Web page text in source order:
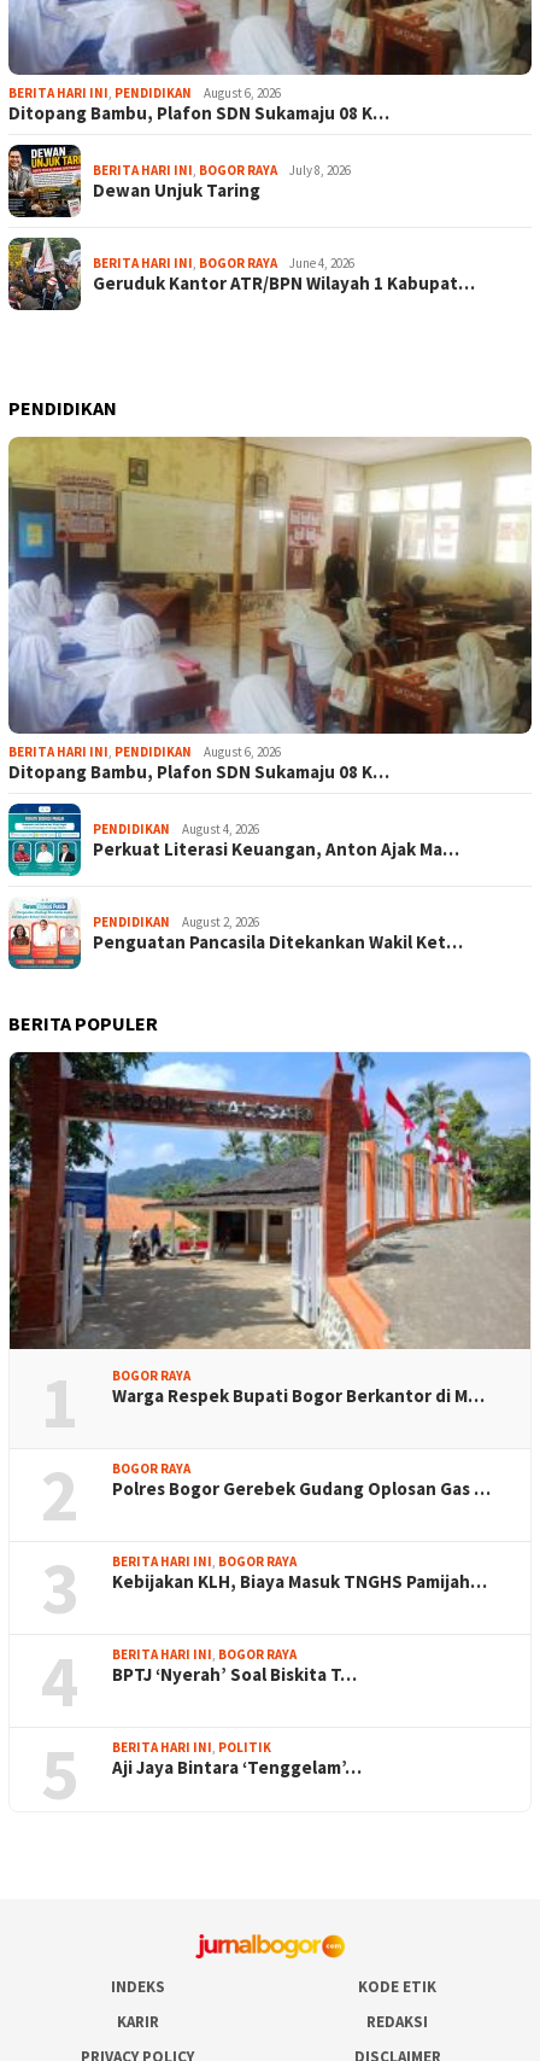
BERITA HARI INI, PENDIDIKAN August 6, 2026
Ditopang Bambu, Plafon SDN Sukamaju 08 K…
BERITA HARI INI, BOGOR RAYA July 8, 2026
Dewan Unjuk Taring
BERITA HARI INI, BOGOR RAYA June 4, 2026
Geruduk Kantor ATR/BPN Wilayah 1 Kabupat…
PENDIDIKAN
BERITA HARI INI, PENDIDIKAN August 6, 2026
Ditopang Bambu, Plafon SDN Sukamaju 08 K…
PENDIDIKAN August 4, 2026
Perkuat Literasi Keuangan, Anton Ajak Ma…
PENDIDIKAN August 2, 2026
Penguatan Pancasila Ditekankan Wakil Ket…
BERITA POPULER
1 BOGOR RAYA
Warga Respek Bupati Bogor Berkantor di M…
2 BOGOR RAYA
Polres Bogor Gerebek Gudang Oplosan Gas …
3 BERITA HARI INI, BOGOR RAYA
Kebijakan KLH, Biaya Masuk TNGHS Pamijah…
4 BERITA HARI INI, BOGOR RAYA
BPTJ ‘Nyerah’ Soal Biskita T…
5 BERITA HARI INI, POLITIK
Aji Jaya Bintara ‘Tenggelam’…
INDEKS
KODE ETIK
KARIR
REDAKSI
PRIVACY POLICY
DISCLAIMER